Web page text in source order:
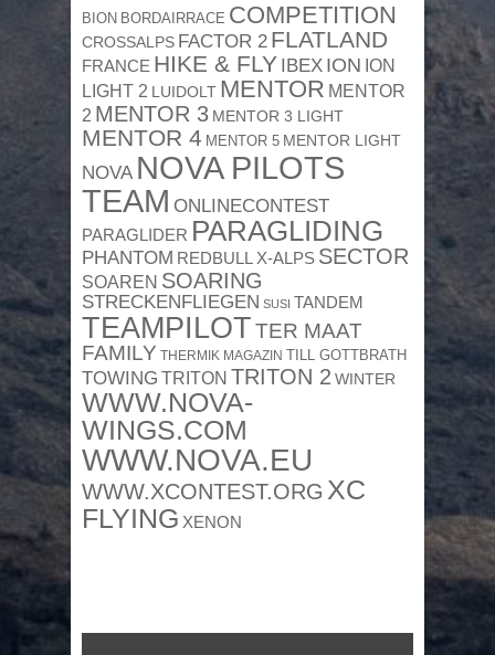
BION BORDAIRRACE COMPETITION
CROSSALPS FACTOR 2 FLATLAND
FRANCE HIKE & FLY IBEX ION ION
LIGHT 2 LUIDOLT MENTOR MENTOR
2 MENTOR 3 MENTOR 3 LIGHT
MENTOR 4 MENTOR 5 MENTOR LIGHT
NOVA NOVA PILOTS
TEAM ONLINECONTEST
PARAGLIDER PARAGLIDING
PHANTOM REDBULL X-ALPS SECTOR
SOAREN SOARING
STRECKENFLIEGEN SUSI TANDEM
TEAMPILOTTER MAAT
FAMILY THERMIK MAGAZIN TILL GOTTBRATH
TOWING TRITON TRITON 2 WINTER
WWW.NOVA-
WINGS.COM
WWW.NOVA.EU
WWW.XCONTEST.ORG XC
FLYING XENON